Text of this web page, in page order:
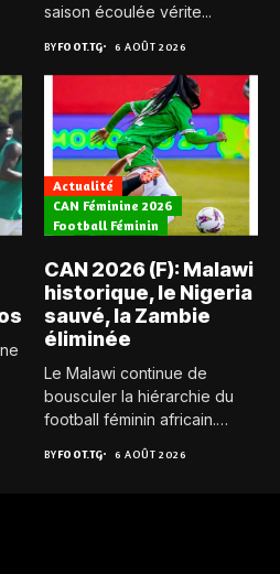
saison écoulée vérite...
BYFOOT.TG 6 AOÛT 2026
Actualité
CAN Féminine 2026
Football Féminin
CAN 2026 (F): Malawi
historique, le Nigeria
sauvé, la Zambie
éliminée
Le Malawi continue de
bousculer la hiérarchie du
football féminin africain.
BYFOOT.TG 6 AOÛT 2026